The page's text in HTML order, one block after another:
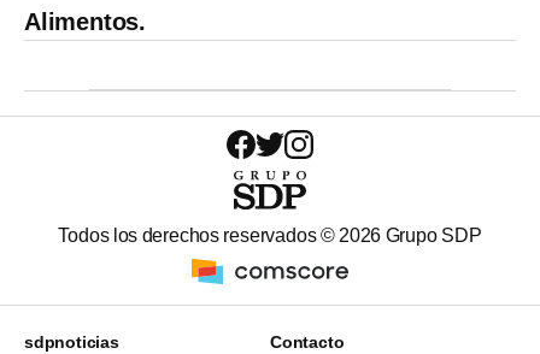
Alimentos.
Todos los derechos reservados © 2026 Grupo SDP
sdpnoticias Contacto